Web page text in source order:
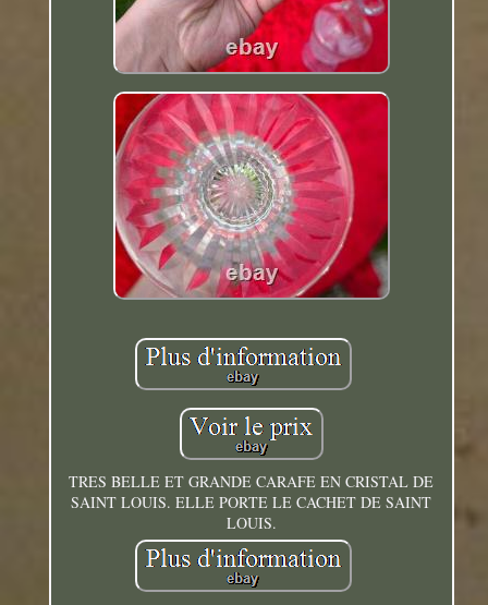
TRES BELLE ET GRANDE CARAFE EN CRISTAL DE
SAINT LOUIS. ELLE PORTE LE CACHET DE SAINT
LOUIS.